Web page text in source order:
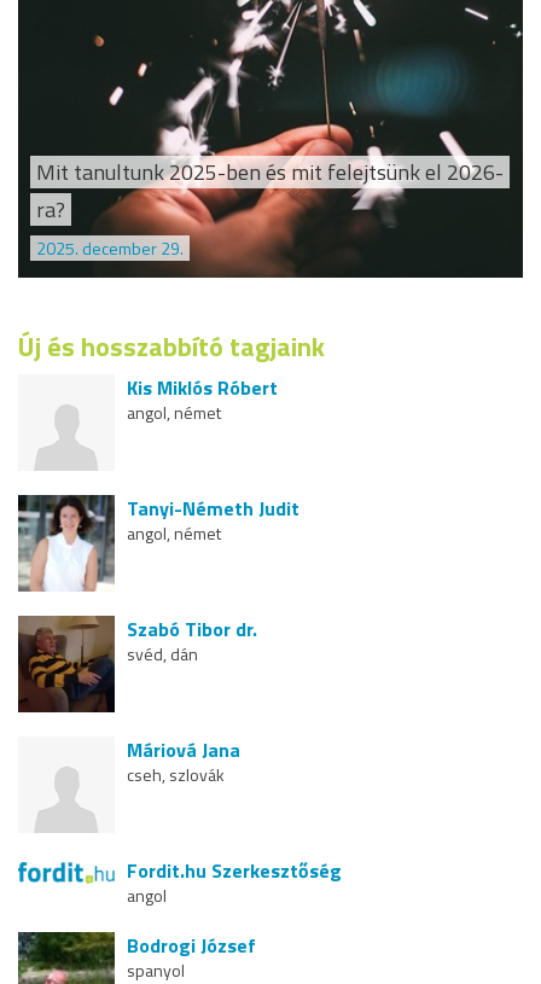
Mit tanultunk 2025-ben és mit felejtsünk el 2026-
ra?
2025. december 29.
Új és hosszabbító tagjaink
Kis Miklós Róbert
angol, német
Tanyi-Németh Judit
angol, német
Szabó Tibor dr.
svéd, dán
Máriová Jana
cseh, szlovák
Fordit.hu Szerkesztőség
angol
Bodrogi József
spanyol